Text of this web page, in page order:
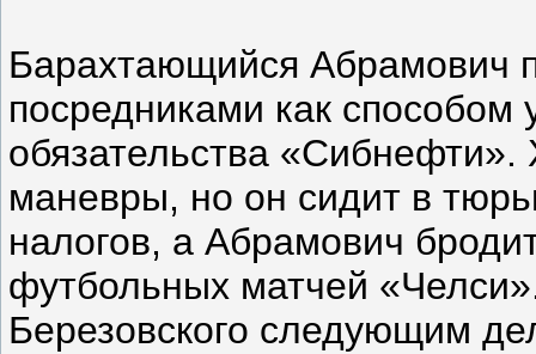
Барахтающийся Абрамович
посредниками как
обязательства «Сибнефти».
маневры, но он сидит в
налогов, а Абрамович
футбольных матчей
Березовского следующим